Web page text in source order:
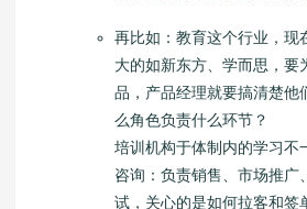
再比如：教育这个行业，现
大的如新东方、学而思，要
品，产品经理就要搞清楚他
么角色负责什么环节？
培训机构于体制内的学习不
咨询：负责销售、市场推广
试，关心的是如何拉客和签